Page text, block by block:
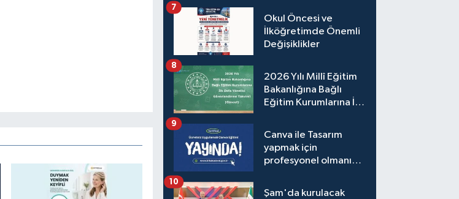
Okul Öncesi ve
İlköğretimde Önemli
Değişiklikler
7
2026 Yılı Millî Eğitim
Bakanlığına Bağlı
Eğitim Kurumlarına İlk
Takvimi (Güncel)
8
Canva ile Tasarım
yapmak için
profesyonel olmanıza
9
Şam'da kurulacak
10